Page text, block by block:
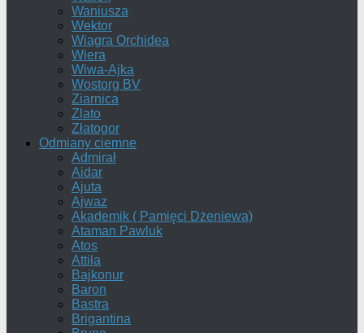
Waniusza
Wektor
Wiagra Orchidea
Wiera
Wiwa-Ajka
Wostorg BV
Ziarnica
Zlato
Złatogor
Odmiany ciemne
Admirał
Aidar
Ajuta
Ajwaz
Akademik ( Pamięci Dżeniewa)
Ataman Pawluk
Atos
Attiła
Bajkonur
Baron
Bastra
Brigantina